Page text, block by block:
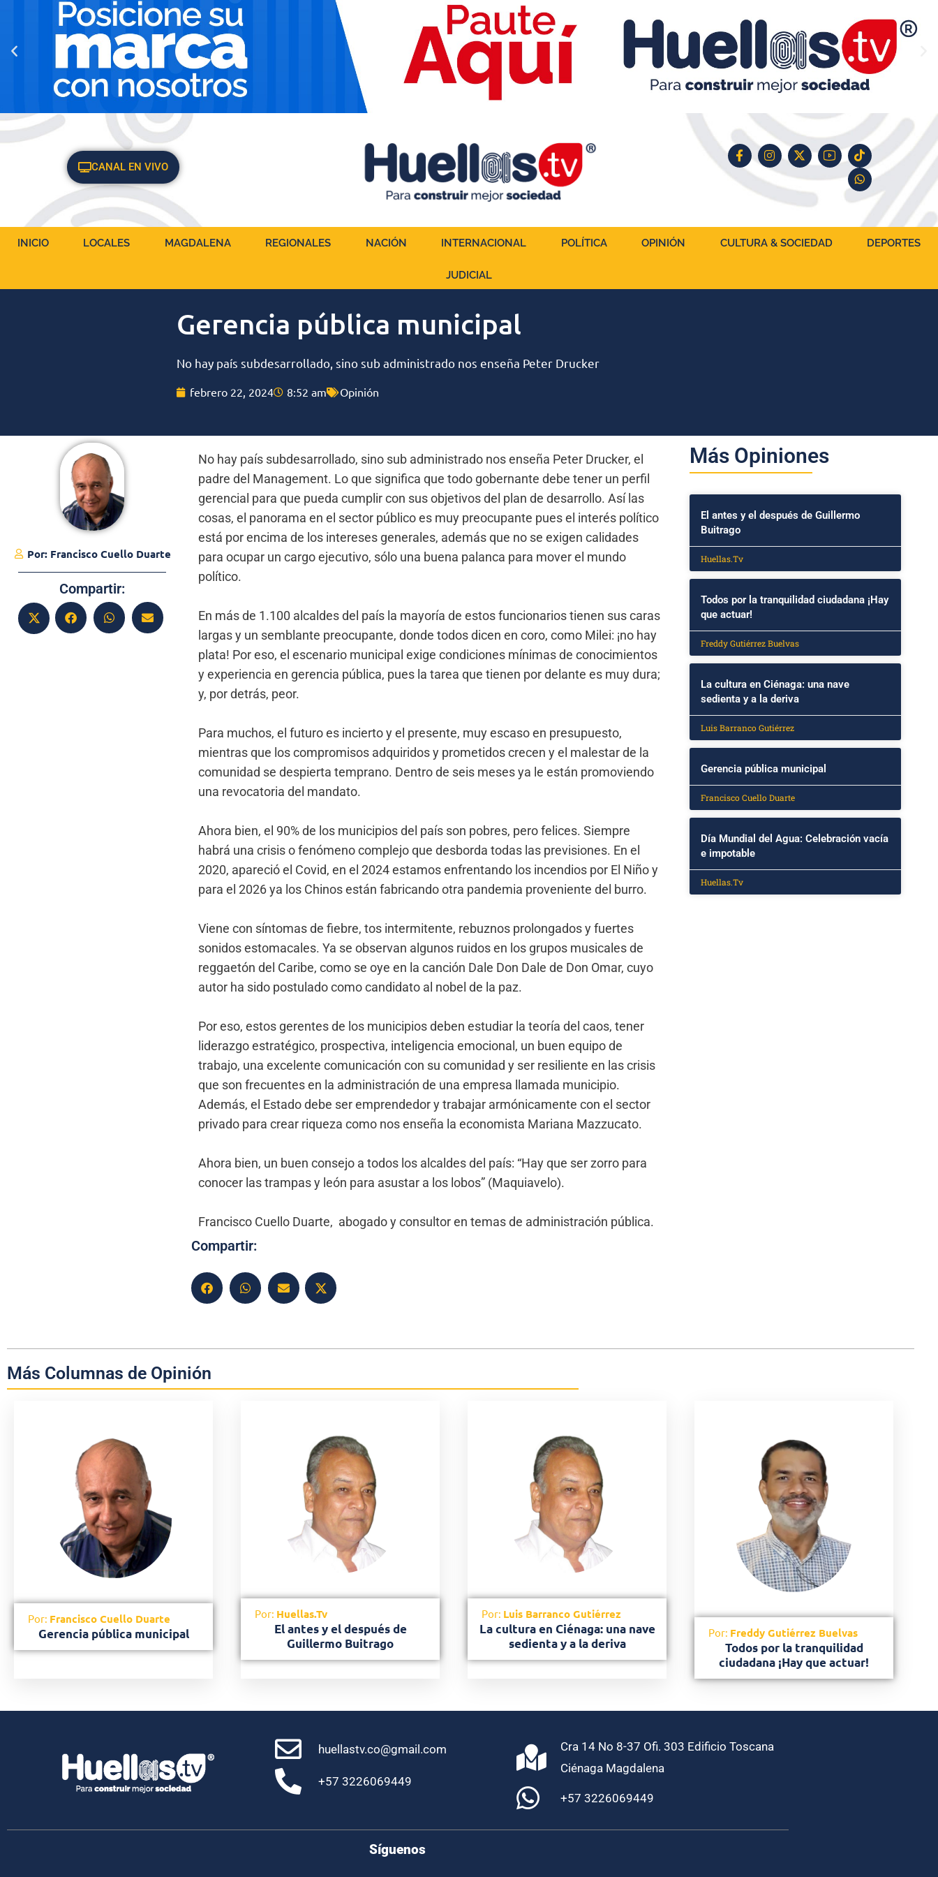
CANAL EN VIVO
INICIO LOCALES MAGDALENA REGIONALES NACIÓN INTERNACIONAL POLÍTICA OPINIÓN CULTURA & SOCIEDAD DEPORTES
JUDICIAL
Gerencia pública municipal
No hay país subdesarrollado, sino sub administrado nos enseña Peter Drucker
febrero 22, 2024 8:52 am Opinión
Por:Francisco Cuello Duarte
Compartir:
No hay país subdesarrollado, sino sub administrado nos enseña Peter Drucker, el
padre del Management. Lo que significa que todo gobernante debe tener un perfil
gerencial para que pueda cumplir con sus objetivos del plan de desarrollo. Así las
cosas, el panorama en el sector público es muy preocupante pues el interés político
está por encima de los intereses generales, además que no se exigen calidades
para ocupar un cargo ejecutivo, sólo una buena palanca para mover el mundo
político.
En más de 1.100 alcaldes del país la mayoría de estos funcionarios tienen sus caras
largas y un semblante preocupante, donde todos dicen en coro, como Milei: ¡no hay
plata! Por eso, el escenario municipal exige condiciones mínimas de conocimientos
y experiencia en gerencia pública, pues la tarea que tienen por delante es muy dura;
y, por detrás, peor.
Para muchos, el futuro es incierto y el presente, muy escaso en presupuesto,
mientras que los compromisos adquiridos y prometidos crecen y el malestar de la
comunidad se despierta temprano. Dentro de seis meses ya le están promoviendo
una revocatoria del mandato.
Ahora bien, el 90% de los municipios del país son pobres, pero felices. Siempre
habrá una crisis o fenómeno complejo que desborda todas las previsiones. En el
2020, apareció el Covid, en el 2024 estamos enfrentando los incendios por El Niño y
para el 2026 ya los Chinos están fabricando otra pandemia proveniente del burro.
Viene con síntomas de fiebre, tos intermitente, rebuznos prolongados y fuertes
sonidos estomacales. Ya se observan algunos ruidos en los grupos musicales de
reggaetón del Caribe, como se oye en la canción Dale Don Dale de Don Omar, cuyo
autor ha sido postulado como candidato al nobel de la paz.
Por eso, estos gerentes de los municipios deben estudiar la teoría del caos, tener
liderazgo estratégico, prospectiva, inteligencia emocional, un buen equipo de
trabajo, una excelente comunicación con su comunidad y ser resiliente en las crisis
que son frecuentes en la administración de una empresa llamada municipio.
Además, el Estado debe ser emprendedor y trabajar armónicamente con el sector
privado para crear riqueza como nos enseña la economista Mariana Mazzucato.
Ahora bien, un buen consejo a todos los alcaldes del país: “Hay que ser zorro para
conocer las trampas y león para asustar a los lobos” (Maquiavelo).
Francisco Cuello Duarte, abogado y consultor en temas de administración pública.
Compartir:
Más Opiniones
El antes y el después de Guillermo
Buitrago
Huellas.Tv
Todos por la tranquilidad ciudadana ¡Hay
que actuar!
Freddy Gutiérrez Buelvas
La cultura en Ciénaga: una nave
sedienta y a la deriva
Luis Barranco Gutiérrez
Gerencia pública municipal
Francisco Cuello Duarte
Día Mundial del Agua: Celebración vacía
e impotable
Huellas.Tv
Más Columnas de Opinión
Por: Francisco Cuello Duarte
Gerencia pública municipal
Por: Huellas.Tv
El antes y el después de
Guillermo Buitrago
Por: Luis Barranco Gutiérrez
La cultura en Ciénaga: una nave
sedienta y a la deriva
Por: Freddy Gutiérrez Buelvas
Todos por la tranquilidad
ciudadana ¡Hay que actuar!
huellastv.co@gmail.com
+57 3226069449
Cra 14 No 8-37 Ofi. 303 Edificio Toscana
Ciénaga Magdalena
+57 3226069449
Síguenos